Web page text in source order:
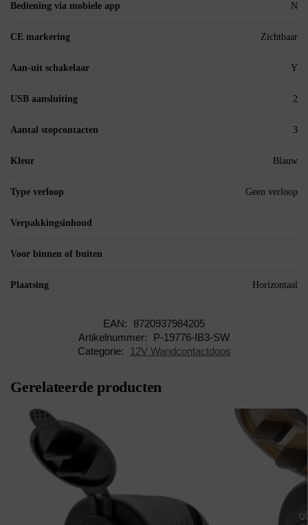
Bediening via mobiele app N
CE markering Zichtbaar
Aan-uit schakelaar Y
USB aansluiting 2
Aantal stopcontacten 3
Kleur Blauw
Type verloop Geen verloop
Verpakkingsinhoud
Voor binnen of buiten
Plaatsing Horizontaal
EAN:
8720937984205
Artikelnummer:
P-19776-IB3-SW
Categorie:
12V Wandcontactdoos
Gerelateerde producten